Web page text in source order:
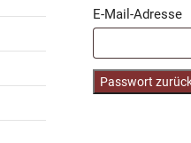
E-Mail-Adresse
Passwort